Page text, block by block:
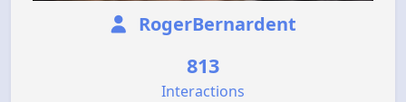
RogerBernardent
813
Interactions